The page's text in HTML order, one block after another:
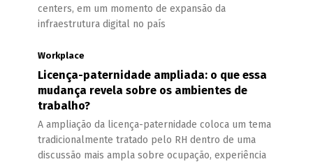
centers, em um momento de expansão da
infraestrutura digital no país
Workplace
Licença-paternidade ampliada: o que essa
mudança revela sobre os ambientes de
trabalho?
A ampliação da licença-paternidade coloca um tema
tradicionalmente tratado pelo RH dentro de uma
discussão mais ampla sobre ocupação, experiência